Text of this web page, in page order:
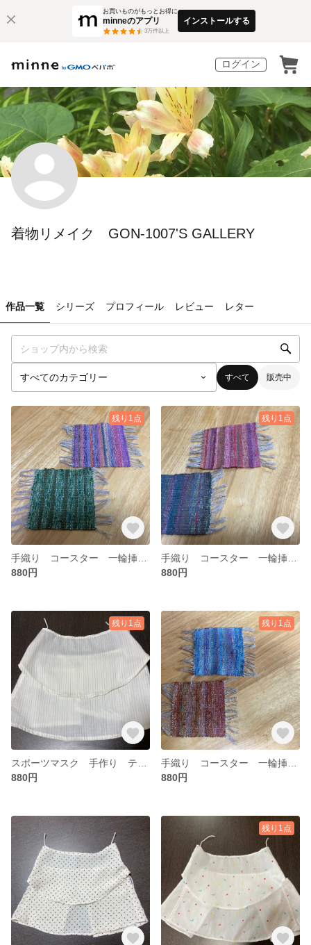
お買いものがもっとお得に
minneのアプリ
3万件以上
インストールする
ログイン
着物リメイク GON-1007'S GALLERY
作品一覧 シリーズ プロフィール レビュー レター
すべて 販売中
残り1点
880円
残り1点
880円
残り1点
880円
残り1点
880円
残り1点